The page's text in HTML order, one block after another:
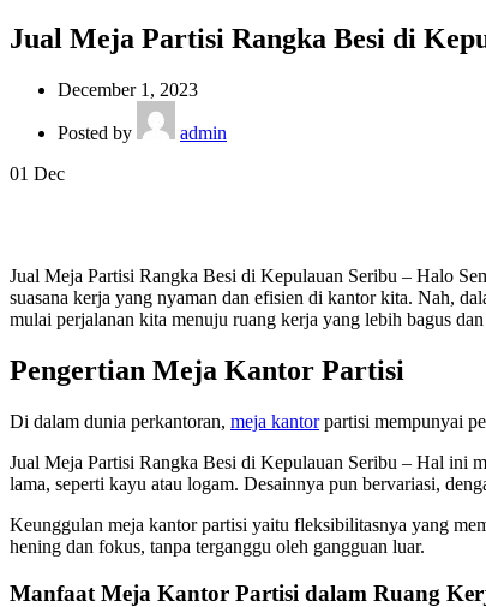
Jual Meja Partisi Rangka Besi di
December 1, 2023
Posted by
admin
01 Dec
Jual Meja Partisi Rangka Besi di Kepulauan Seribu – Halo
suasana kerja yang nyaman dan efisien di kantor kita. Nah,
mulai perjalanan kita menuju ruang kerja yang lebih bagus
Pengertian Meja Kantor Partisi
Di dalam dunia perkantoran, meja kantorpartisi mempunyai
Jual Meja Partisi Rangka Besi di Kepulauan Seribu – Hal ini
lama, seperti kayu atau logam. Desainnya pun bervariasi,
Keunggulan meja kantor partisi yaitu fleksibilitasnya yang
hening dan fokus, tanpa terganggu oleh gangguan luar.
Manfaat Meja Kantor Partisi dalam Ruang